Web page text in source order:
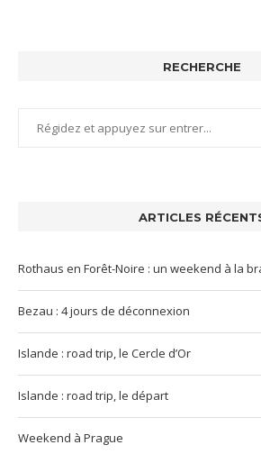
RECHERCHE
ARTICLES
Rothaus en Forêt-Noire : un weekend à la
Bezau : 4 jours de déconnexion
Islande : road trip, le Cercle d’Or
Islande : road trip, le départ
Weekend à Prague